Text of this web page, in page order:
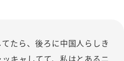
たら、後ろに中国人らしき